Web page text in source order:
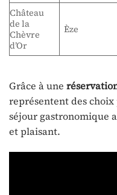
Château
de la
Chèvre
d’Or
Èze
Grâce à une
représentent des
séjour gastronomique
et plaisant.